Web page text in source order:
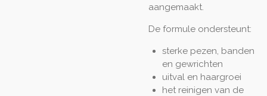
aangemaakt.
De formule ondersteunt:
sterke pezen, banden
en gewrichten
uitval en haargroei
het reinigen van de